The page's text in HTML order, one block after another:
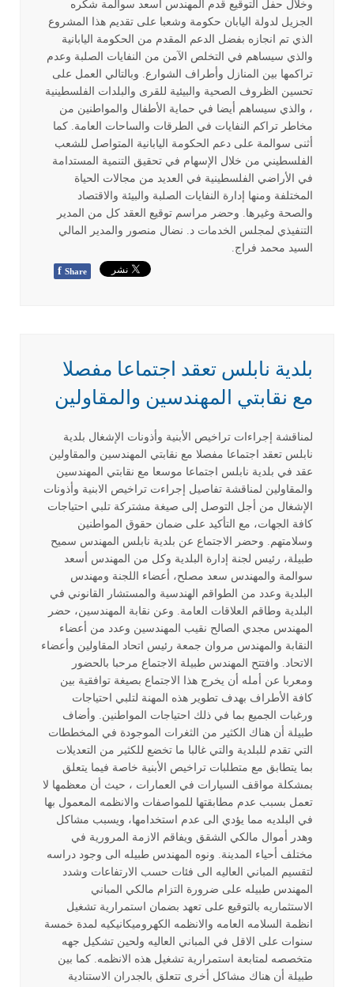
وخلال حفل التوقيع قدم المهندس اسعد سوالمة شكره
الجزيل لدولة اليابان حكومة وشعبا على تقديم هذا المشروع
الذي تم انجازه بفضل الدعم المقدم من الحكومة اليابانية
والذي سيساهم في التخلص الآمن من النفايات الصلبة وعدم
تراكمها بين المنازل وأطراف الشوارع. وبالتالي العمل على
تحسين الظروف الصحية والبيئية للقرى والبلدات الفلسطينية
، والذي سيساهم أيضا في حماية الأطفال والمواطنين من
مخاطر تراكم النفايات في الطرقات والساحات العامة. كما
أثنى سوالمة على دعم الحكومة اليابانية المتواصل للشعب
الفلسطيني من خلال الإسهام في تحقيق التنمية المستدامة
في الأراضي الفلسطينية في العديد من مجالات الحياة
المختلفة ومنها إدارة النفايات الصلبة والبيئة والاقتصاد
والصحة وغيرها. وحضر مراسم توقيع العقد كل من المدير
التنفيذي لمجلس الخدمات د. نضال منصور والمدير المالي
السيد محمد فراج.
f Share
بلدية نابلس تعقد اجتماعا مفصلا
مع نقابتي المهندسين والمقاولين
لمناقشة إجراءات تراخيص الأبنية وأذونات الإشغال بلدية
نابلس تعقد اجتماعا مفصلا مع نقابتي المهندسين والمقاولين
عقد في بلدية نابلس اجتماعا موسعا مع نقابتي المهندسين
والمقاولين لمناقشة تفاصيل إجراءت تراخيص الابنية وأذونات
الإشغال من أجل التوصل إلى صيغة مشتركة تلبي احتياجات
كافة الجهات، مع التأكيد على ضمان حقوق المواطنين
وسلامتهم. وحضر الاجتماع عن بلدية نابلس المهندس سميح
طبيلة، رئيس لجنة إدارة البلدية وكل من المهندس أسعد
سوالمة والمهندس سعد مصلح، أعضاء اللجنة ومهندس
البلدية وعدد من الطواقم الهندسية والمستشار القانوني في
البلدية وطاقم العلاقات العامة. وعن نقابة المهندسين، حضر
المهندس مجدي الصالح نقيب المهندسين وعدد من أعضاء
النقابة والمهندس مروان جمعة رئيس اتحاد المقاولين وأعضاء
الاتحاد. وافتتح المهندس طبيلة الاجتماع مرحبا بالحضور
ومعربا عن أمله أن يخرج هذا الاجتماع بصيغة توافقية بين
كافة الأطراف بهدف تطوير هذه المهنة لتلبي احتياجات
ورغبات الجميع بما في ذلك احتياجات المواطنين. وأضاف
طبيلة أن هناك الكثير من الثغرات الموجودة في المخططات
التي تقدم للبلدية والتي غالبا ما تخضع للكثير من التعديلات
بما يتطابق مع متطلبات تراخيص الأبنية خاصة فيما يتعلق
بمشكلة مواقف السيارات في العمارات ، حيث أن معظمها لا
تعمل بسبب عدم مطابقتها للمواصفات والانظمه المعمول بها
في البلديه مما يؤدي الى عدم استخدامها، ويسبب مشاكل
وهدر أموال مالكي الشقق ويفاقم الازمة المرورية في
مختلف أحياء المدينة. ونوه المهندس طبيله الى وجود دراسه
لتقسيم المباني العاليه الى فئات حسب الارتفاعات وشدد
المهندس طبيله على ضرورة التزام مالكي المباني
الاستثماريه بالتوقيع على تعهد بضمان استمرارية تشغيل
انظمة السلامه العامه والانظمه الكهروميكانيكيه لمدة خمسة
سنوات على الاقل في المباني العاليه ولحين تشكيل جهه
متخصصه لمتابعة استمرارية تشغيل هذه الانظمه. كما بين
طبيلة أن هناك مشاكل أخرى تتعلق بالجدران الاستنادية